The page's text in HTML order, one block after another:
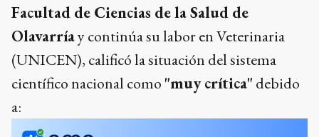
Facultad de Ciencias de la Salud de
Olavarríay continúa su labor en Veterinaria
(UNICEN), calificó la situación del sistema
científico nacional como "muy crítica" debido
a: